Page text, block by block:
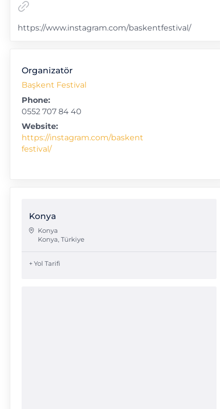
https://www.instagram.com/baskentfestival/
Organizatör
Başkent Festival
Phone:
0552 707 84 40
Website:
https://instagram.com/baskent
festival/
Konya
Konya
Konya, Türkiye
+ Yol Tarifi